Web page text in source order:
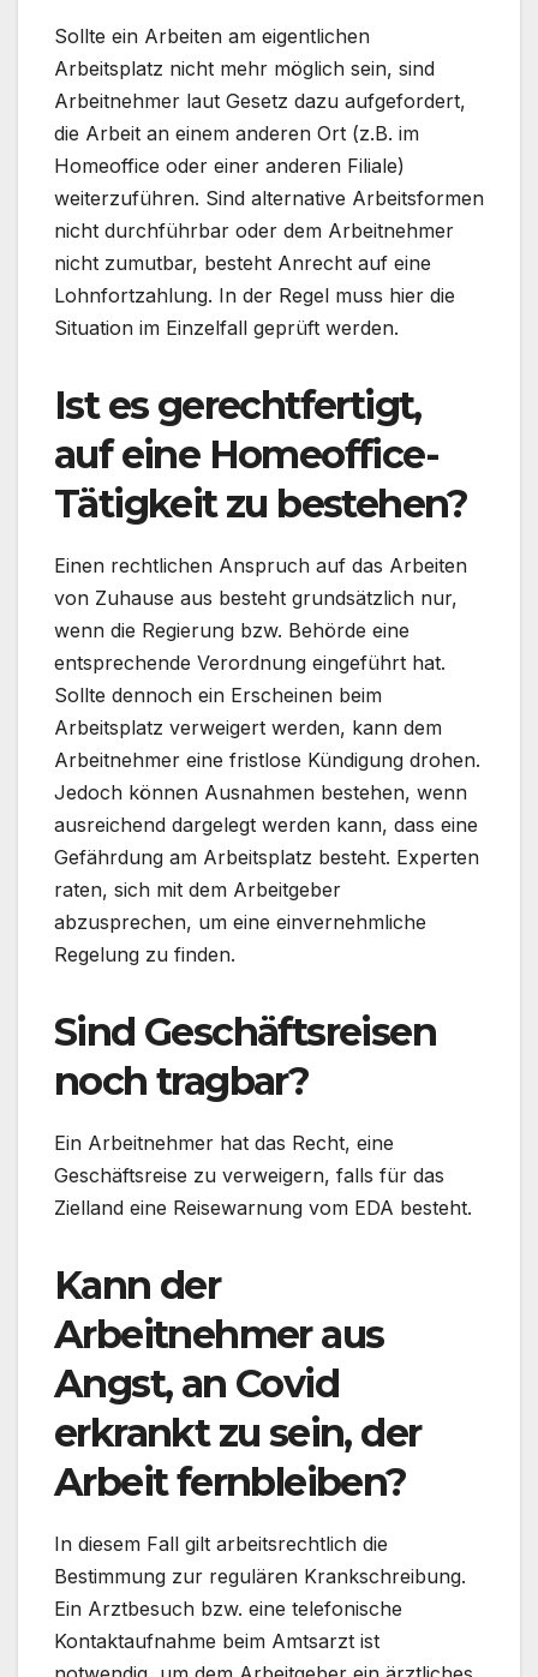
Sollte ein Arbeiten am eigentlichen
Arbeitsplatz nicht mehr möglich sein, sind
Arbeitnehmer laut Gesetz dazu aufgefordert,
die Arbeit an einem anderen Ort (z.B. im
Homeoffice oder einer anderen Filiale)
weiterzuführen. Sind alternative Arbeitsformen
nicht durchführbar oder dem Arbeitnehmer
nicht zumutbar, besteht Anrecht auf eine
Lohnfortzahlung. In der Regel muss hier die
Situation im Einzelfall geprüft werden.
Ist es gerechtfertigt,
auf eine Homeoffice-
Tätigkeit zu bestehen?
Einen rechtlichen Anspruch auf das Arbeiten
von Zuhause aus besteht grundsätzlich nur,
wenn die Regierung bzw. Behörde eine
entsprechende Verordnung eingeführt hat.
Sollte dennoch ein Erscheinen beim
Arbeitsplatz verweigert werden, kann dem
Arbeitnehmer eine fristlose Kündigung drohen.
Jedoch können Ausnahmen bestehen, wenn
ausreichend dargelegt werden kann, dass eine
Gefährdung am Arbeitsplatz besteht. Experten
raten, sich mit dem Arbeitgeber
abzusprechen, um eine einvernehmliche
Regelung zu finden.
Sind Geschäftsreisen
noch tragbar?
Ein Arbeitnehmer hat das Recht, eine
Geschäftsreise zu verweigern, falls für das
Zielland eine Reisewarnung vom EDA besteht.
Kann der
Arbeitnehmer aus
Angst, an Covid
erkrankt zu sein, der
Arbeit fernbleiben?
In diesem Fall gilt arbeitsrechtlich die
Bestimmung zur regulären Krankschreibung.
Ein Arztbesuch bzw. eine telefonische
Kontaktaufnahme beim Amtsarzt ist